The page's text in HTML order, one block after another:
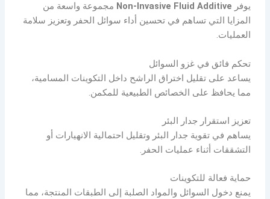
يوفر Non-Invasive Fluid Additive مجموعة واسعة من
المزايا التي تساهم في تحسين أداء سوائل الحفر وتعزيز سلامة
العمليات.
تحكم فائق في غزو السوائل
يساعد على تقليل اختراق الراشح داخل التكوينات المسامية،
مما يحافظ على الخصائص الطبيعية للمكمن.
تعزيز استقرار جدار البئر
يساهم في تقوية جدار البئر وتقليل احتمالية الانهيارات أو
التشققات أثناء عمليات الحفر.
حماية فعالة للتكوينات
يمنع دخول السوائل والمواد الصلبة إلى الطبقات المنتجة، مما